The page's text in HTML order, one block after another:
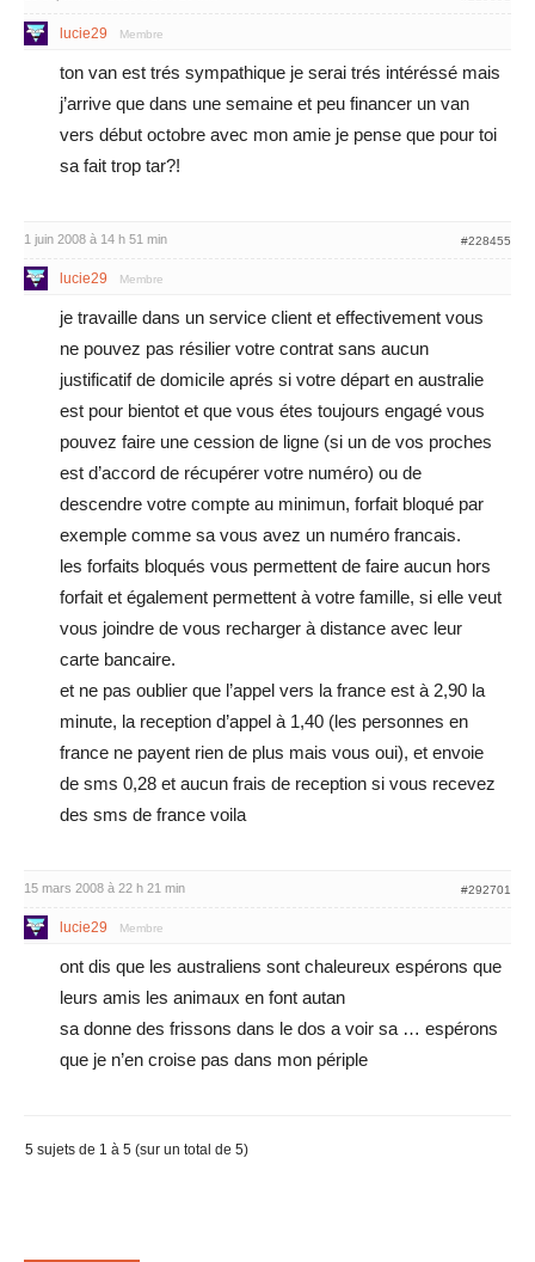
lucie29 Membre
ton van est trés sympathique je serai trés intéréssé mais
j’arrive que dans une semaine et peu financer un van
vers début octobre avec mon amie je pense que pour toi
sa fait trop tar?!
1 juin 2008 à 14 h 51 min #228455
lucie29 Membre
je travaille dans un service client et effectivement vous
ne pouvez pas résilier votre contrat sans aucun
justificatif de domicile aprés si votre départ en australie
est pour bientot et que vous étes toujours engagé vous
pouvez faire une cession de ligne (si un de vos proches
est d’accord de récupérer votre numéro) ou de
descendre votre compte au minimun, forfait bloqué par
exemple comme sa vous avez un numéro francais.
les forfaits bloqués vous permettent de faire aucun hors
forfait et également permettent à votre famille, si elle veut
vous joindre de vous recharger à distance avec leur
carte bancaire.
et ne pas oublier que l’appel vers la france est à 2,90 la
minute, la reception d’appel à 1,40 (les personnes en
france ne payent rien de plus mais vous oui), et envoie
de sms 0,28 et aucun frais de reception si vous recevez
des sms de france voila
15 mars 2008 à 22 h 21 min #292701
lucie29 Membre
ont dis que les australiens sont chaleureux espérons que
leurs amis les animaux en font autan
sa donne des frissons dans le dos a voir sa … espérons
que je n’en croise pas dans mon périple
5 sujets de 1 à 5 (sur un total de 5)